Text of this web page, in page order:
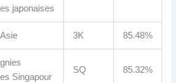
japonaises
3K 85.48%
Singapour
SQ 85.32%